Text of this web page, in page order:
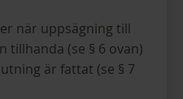
när uppsägning till
tillhanda (se § 6 ovan)
är fattat (se § 7